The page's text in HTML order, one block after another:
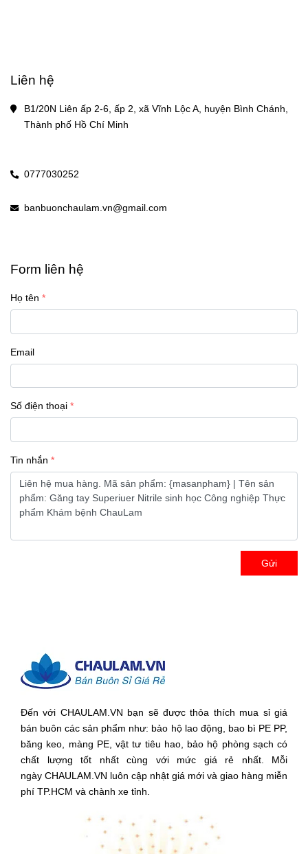
Liên hệ
B1/20N Liên ấp 2-6, ấp 2, xã Vĩnh Lộc A, huyện Bình Chánh,
Thành phố Hồ Chí Minh
0777030252
banbuonchaulam.vn@gmail.com
Form liên hệ
Họ tên
Email
Số điện thoại
Tin nhắn
Gửi
Đến với CHAULAM.VN bạn sẽ được thỏa thích mua sỉ giá
bán buôn các sản phẩm như: bảo hộ lao động, bao bì PE PP,
băng keo, màng PE, vật tư tiêu hao, bảo hộ phòng sạch có
chất lượng tốt nhất cùng với mức giá rẻ nhất. Mỗi
ngày CHAULAM.VN luôn cập nhật giá mới và giao hàng miễn
phí TP.HCM và chành xe tỉnh.